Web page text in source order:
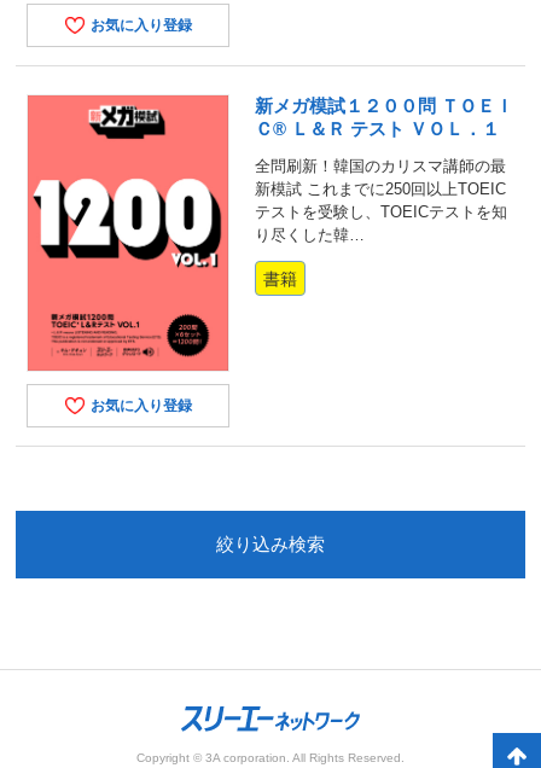
お気に入り登録
お気に入り登録
新メガ模試１２００問 ＴＯＥＩ
Ｃ® Ｌ＆Ｒ テスト ＶＯＬ．１
全問刷新！韓国のカリスマ講師の最
新模試 これまでに250回以上TOEIC
テストを受験し、TOEICテストを知
り尽くした韓…
書籍
絞り込み検索
Copyright © 3A corporation. All Rights Reserved.